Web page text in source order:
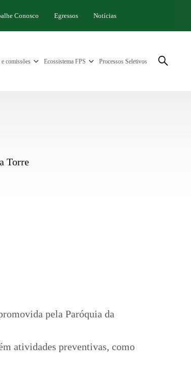
Conosco Egressos Notícias
comissões Ecossistema FPS Processos Seletivos
Torre
pela Paróquia da
atividades preventivas, como